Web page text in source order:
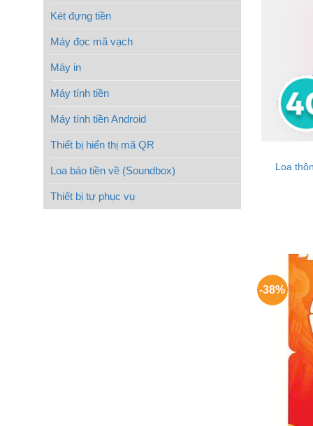
Két đựng tiền
Máy đọc mã vạch
Máy in
Máy tính tiền
Máy tính tiền Android
Thiết bị hiển thị mã QR
Loa báo tiền về (Soundbox)
Thiết bị tự phục vụ
Loa
-38%